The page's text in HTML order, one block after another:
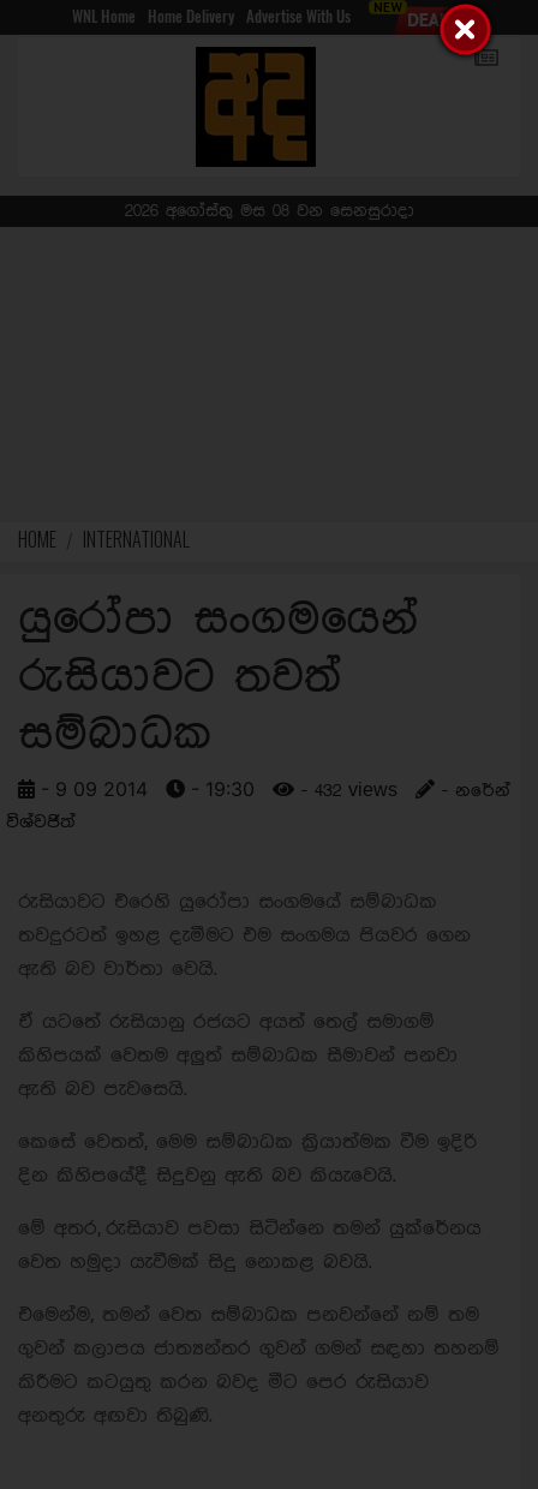
WNL Home Home Delivery Advertise With Us
2026 අගෝස්තු මස 08 වන සෙනසුරාදා
HOME INTERNATIONAL
යුරෝපා සංගමයෙන්
රුසියාවට තවත්
සම්බාධක
- 9 09 2014 - 19:30 - 432 views
- නරේන්
විශ්වජිත්
රුසියාවට එරෙහි යුරෝපා සංගමයේ සම්බාධක
තවදුරටත් ඉහළ දැමීමට එම සංගමය පියවර ගෙන
ඇති බව වාර්තා වෙයි.
ඒ යටතේ රුසියානු රජයට අයත් තෙල් සමාගම්
කිහිපයක් වෙතම අලුත් සම්බාධක සීමාවන් පනවා
ඇති බව පැවසෙයි.
කෙසේ වෙතත්, මෙම සම්බාධක ක්‍රියාත්මක වීම ඉදිරි
දින කිහිපයේදී සිදුවනු ඇති බව කියැවෙයි.
මේ අතර, රුසියාව පවසා සිටින්නෙ තමන් යුක්රේනය
වෙත හමුදා යැවීමක් සිදු නොකළ බවයි.
එමෙන්ම, තමන් වෙත සම්බාධක පනවන්නේ නම් තම
ගුවන් කලාපය ජාත්‍යන්තර ගුවන් ගමන් සඳහා තහනම්
කිරීමට කටයුතු කරන බවද මීට පෙර රුසියාව
අනතුරු අඟවා තිබුණි.